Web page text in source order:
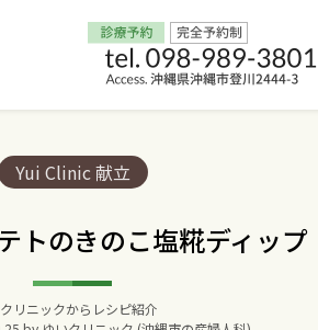
Yui Clinic 献立
トのきのこ塩糀ディップ
リニックからレシピ紹介
Home
長からのごあいさつ